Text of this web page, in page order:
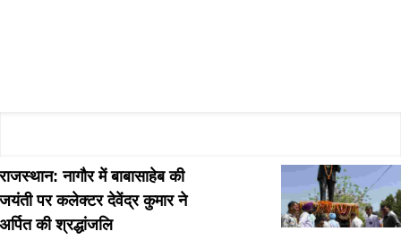
राजस्थान: नागौर में बाबासाहेब की
जयंती पर कलेक्टर देवेंद्र कुमार ने
अर्पित की श्रद्धांजलि